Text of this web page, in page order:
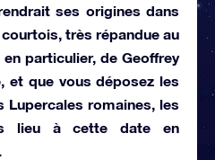
ses origines dans
très répandue au
particulier, de Geoffrey
et que vous déposez les
Lupercales romaines, les
lieu à cette date en